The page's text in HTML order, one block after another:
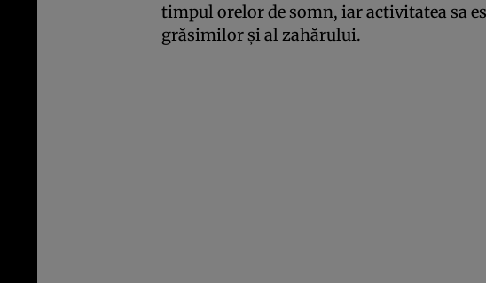
timpul orelor de somn, iar activitatea sa
grăsimilor și al zahărului.